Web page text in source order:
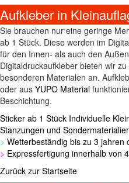
Aufkleber in
Sie brauchen nur eine geringe
ab 1 Stück. Diese werden im
für den Innen- als auch den
Digitaldruckaufkleber bieten wir
besonderen Materialen an.
oder aus YUPO Material
Beschichtung.
Sticker ab 1 Stück Individuelle
Stanzungen und
> Wetterbeständig bis zu 3 jahren
> Expressfertigung innerhalb von
Zurück zur Startseite